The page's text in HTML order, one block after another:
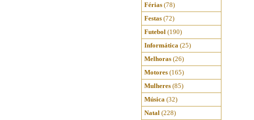
Férias (78)
Festas (72)
Futebol (190)
Informática (25)
Melhoras (26)
Motores (165)
Mulheres (85)
Música (32)
Natal (228)